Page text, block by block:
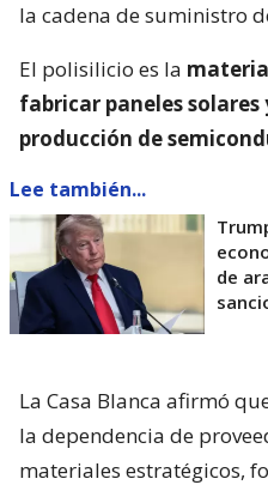
la cadena de suministro
El polisilicio es la
fabricar paneles
producción de
Lee también...
de
La Casa Blanca afirmó
la dependencia de
materiales estratégicos,